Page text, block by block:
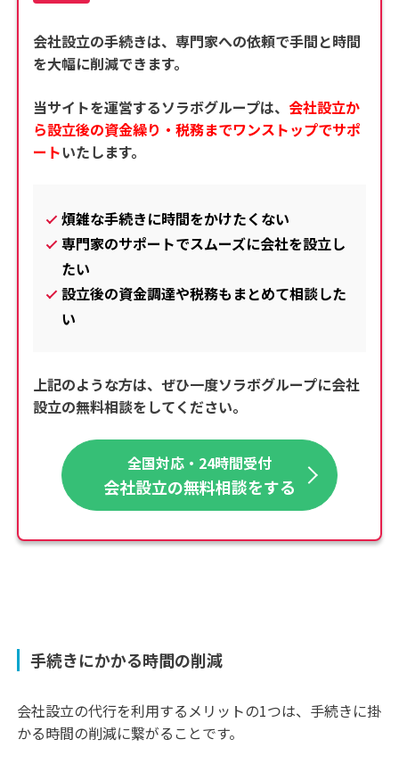
会社設立の手続きは、専門家への依頼で手間と時間
を大幅に削減できます。
当サイトを運営するソラボグループは、 会社設立か
ら設立後の資金繰り・税務までワンストップでサポ
ートいたします。
煩雑な手続きに時間をかけたくない
専門家のサポートでスムーズに会社を設立し
たい
設立後の資金調達や税務もまとめて相談した
い
上記のような方は、ぜひ一度ソラボグループに会社
設立の無料相談をしてください。
全国対応・24時間受付
会社設立の無料相談をする
手続きにかかる時間の削減
会社設立の代行を利用するメリットの1つは、手続きに掛
かる時間の削減に繋がることです。